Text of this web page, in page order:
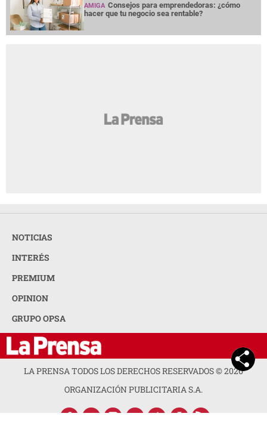
AMIGA Consejos para emprendedoras: ¿cómo
hacer que tu negocio sea rentable?
NOTICIAS
INTERÉS
PREMIUM
OPINION
GRUPO OPSA
LA PRENSA TODOS LOS DERECHOS RESERVADOS ©2026
ORGANIZACIÓN PUBLICITARIA S.A.